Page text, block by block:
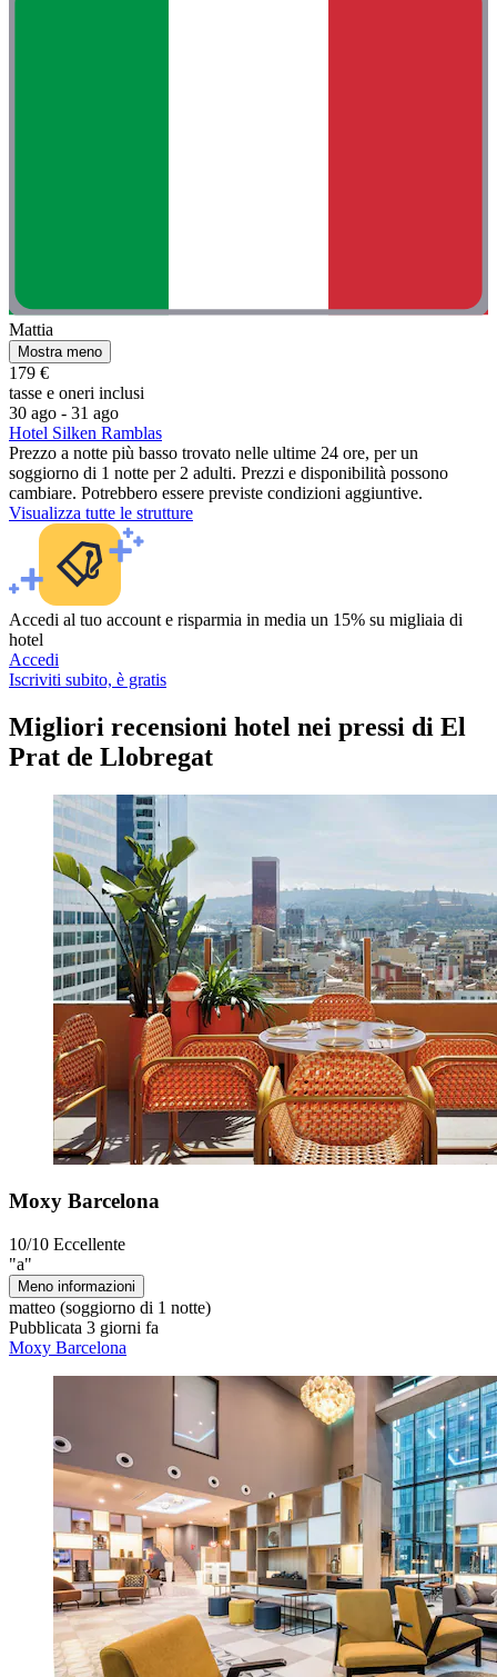
Mattia
Mostra meno
179 €
tasse e oneri inclusi
30 ago - 31 ago
Hotel Silken Ramblas
Prezzo a notte più basso trovato nelle ultime 24 ore, per un
soggiorno di 1 notte per 2 adulti. Prezzi e disponibilità possono
cambiare. Potrebbero essere previste condizioni aggiuntive.
Visualizza tutte le strutture
Accedi al tuo account e risparmia in media un 15% su migliaia di
hotel
Accedi
Iscriviti subito, è gratis
Migliori recensioni hotel nei pressi di El
Prat de Llobregat
Moxy Barcelona
10/10 Eccellente
"a"
Meno informazioni
matteo (soggiorno di 1 notte)
Pubblicata 3 giorni fa
Moxy Barcelona